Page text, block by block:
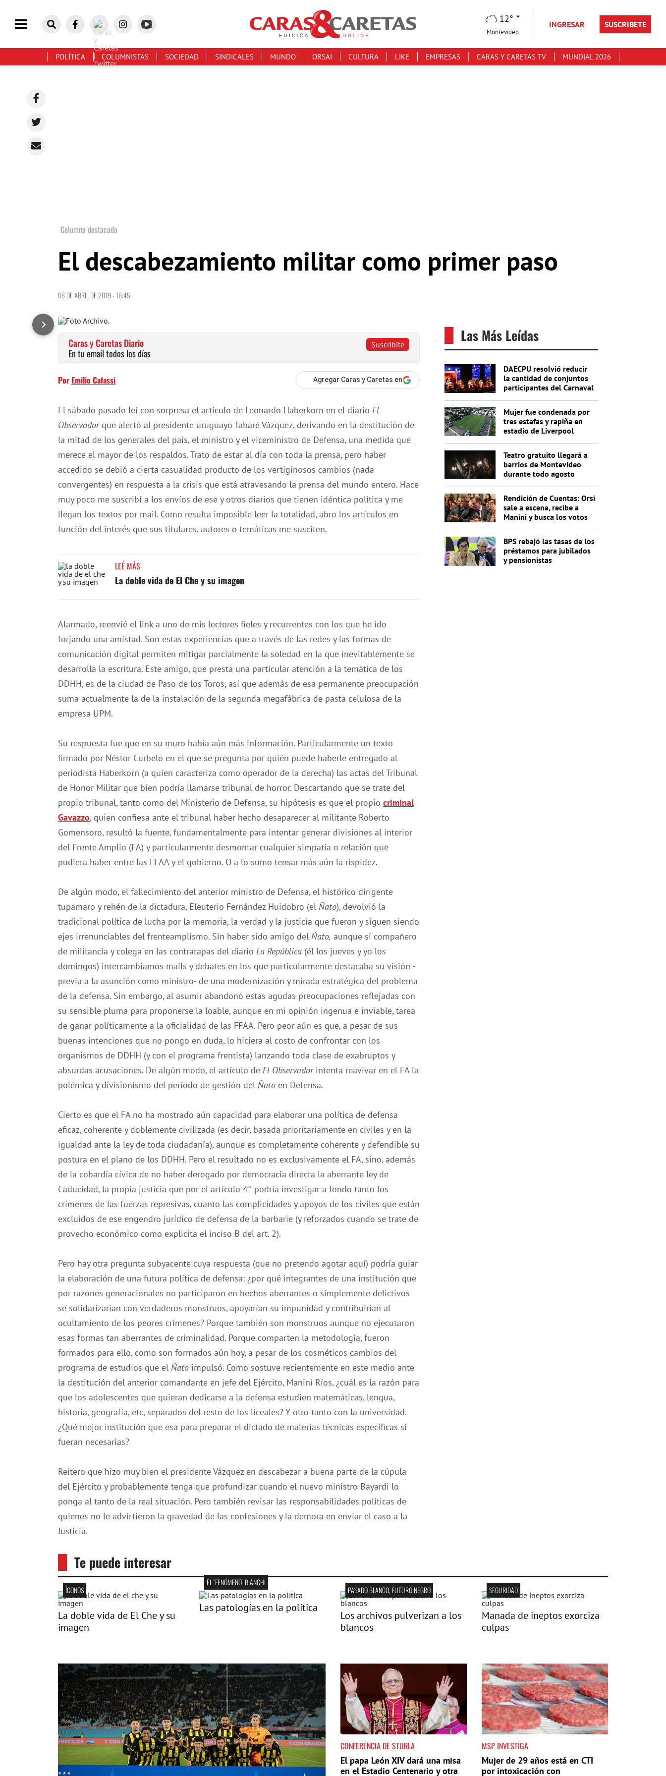
12°
Montevideo
INGRESAR SUSCRIBETE
POLÍTICA COLUMNISTAS SOCIEDAD SINDICALES MUNDO ORSAI CULTURA LIKE EMPRESAS CARAS Y CARETAS TV MUNDIAL 2026
Columna destacada
El descabezamiento militar como primer paso
06 DE ABRIL DE 2019 - 16:45
Suscribite
Caras y Caretas Diario
En tu email todos los días
Por Emilio Cafassi Agregar Caras y Caretas en
El sábado pasado leí con sorpresa el artículo de Leonardo Haberkorn en el diario El
Observador que alertó al presidente uruguayo Tabaré Vázquez, derivando en la destitución de
la mitad de los generales del país, el ministro y el viceministro de Defensa, una medida que
merece el mayor de los respaldos. Trato de estar al día con toda la prensa, pero haber
accedido se debió a cierta casualidad producto de los vertiginosos cambios (nada
convergentes) en respuesta a la crisis que está atravesando la prensa del mundo entero. Hace
muy poco me suscribí a los envíos de ese y otros diarios que tienen idéntica política y me
llegan los textos por mail. Como resulta imposible leer la totalidad, abro los artículos en
función del interés que sus titulares, autores o temáticas me susciten.
LEÉ MÁS
La doble vida de El Che y su imagen
Alarmado, reenvié el link a uno de mis lectores fieles y recurrentes con los que he ido
forjando una amistad. Son estas experiencias que a través de las redes y las formas de
comunicación digital permiten mitigar parcialmente la soledad en la que inevitablemente se
desarrolla la escritura. Este amigo, que presta una particular atención a la temática de los
DDHH, es de la ciudad de Paso de los Toros, así que además de esa permanente preocupación
suma actualmente la de la instalación de la segunda megafábrica de pasta celulosa de la
empresa UPM.
Su respuesta fue que en su muro había aún más información. Particularmente un texto
firmado por Néstor Curbelo en el que se pregunta por quién puede haberle entregado al
periodista Haberkorn (a quien caracteriza como operador de la derecha) las actas del Tribunal
de Honor Militar que bien podría llamarse tribunal de horror. Descartando que se trate del
propio tribunal, tanto como del Ministerio de Defensa, su hipótesis es que el propio criminal
Gavazzo, quien confiesa ante el tribunal haber hecho desaparecer al militante Roberto
Gomensoro, resultó la fuente, fundamentalmente para intentar generar divisiones al interior
del Frente Amplio (FA) y particularmente desmontar cualquier simpatía o relación que
pudiera haber entre las FFAA y el gobierno. O a lo sumo tensar más aún la rispidez.
De algún modo, el fallecimiento del anterior ministro de Defensa, el histórico dirigente
tupamaro y rehén de la dictadura, Eleuterio Fernández Huidobro (el Ñato), devolvió la
tradicional política de lucha por la memoria, la verdad y la justicia que fueron y siguen siendo
ejes irrenunciables del frenteamplismo. Sin haber sido amigo del Ñato, aunque sí compañero
de militancia y colega en las contratapas del diario La República (él los jueves y yo los
domingos) intercambiamos mails y debates en los que particularmente destacaba su visión -
previa a la asunción como ministro- de una modernización y mirada estratégica del problema
de la defensa. Sin embargo, al asumir abandonó estas agudas preocupaciones reflejadas con
su sensible pluma para proponerse la loable, aunque en mi opinión ingenua e inviable, tarea
de ganar políticamente a la oficialidad de las FFAA. Pero peor aún es que, a pesar de sus
buenas intenciones que no pongo en duda, lo hiciera al costo de confrontar con los
organismos de DDHH (y con el programa frentista) lanzando toda clase de exabruptos y
absurdas acusaciones. De algún modo, el artículo de El Observadorintenta reavivar en el FA la
polémica y divisionismo del período de gestión del Ñato en Defensa.
Cierto es que el FA no ha mostrado aún capacidad para elaborar una política de defensa
eficaz, coherente y doblemente civilizada (es decir, basada prioritariamente en civiles y en la
igualdad ante la ley de toda ciudadanía), aunque es completamente coherente y defendible su
postura en el plano de los DDHH. Pero el resultado no es exclusivamente el FA, sino, además
de la cobardía cívica de no haber derogado por democracia directa la aberrante ley de
Caducidad, la propia justicia que por el artículo 4° podría investigar a fondo tanto los
crímenes de las fuerzas represivas, cuanto las complicidades y apoyos de los civiles que están
excluidos de ese engendro jurídico de defensa de la barbarie (y reforzados cuando se trate de
provecho económico como explicita el inciso B del art. 2).
Pero hay otra pregunta subyacente cuya respuesta (que no pretendo agotar aquí) podría guiar
la elaboración de una futura política de defensa: ¿por qué integrantes de una institución que
por razones generacionales no participaron en hechos aberrantes o simplemente delictivos
se solidarizarían con verdaderos monstruos, apoyarían su impunidad y contribuirían al
ocultamiento de los peores crímenes? Porque también son monstruos aunque no ejecutaron
esas formas tan aberrantes de criminalidad. Porque comparten la metodología, fueron
formados para ello, como son formados aún hoy, a pesar de los cosméticos cambios del
programa de estudios que el Ñato impulsó. Como sostuve recientemente en este medio ante
la destitución del anterior comandante en jefe del Ejército, Manini Ríos, ¿cuál es la razón para
que los adolescentes que quieran dedicarse a la defensa estudien matemáticas, lengua,
historia, geografía, etc, separados del resto de los liceales? Y otro tanto con la universidad.
¿Qué mejor institución que esa para preparar el dictado de materias técnicas específicas si
fueran necesarias?
Reitero que hizo muy bien el presidente Vázquez en descabezar a buena parte de la cúpula
del Ejército y probablemente tenga que profundizar cuando el nuevo ministro Bayardi lo
ponga al tanto de la real situación. Pero también revisar las responsabilidades políticas de
quienes no le advirtieron la gravedad de las confesiones y la demora en enviar el caso a la
Justicia.
Las Más Leídas
DAECPU resolvió reducir
la cantidad de conjuntos
participantes del Carnaval
Mujer fue condenada por
tres estafas y rapiña en
estadio de Liverpool
Teatro gratuito llegará a
barrios de Montevideo
durante todo agosto
Rendición de Cuentas: Orsi
sale a escena, recibe a
Manini y busca los votos
BPS rebajó las tasas de los
préstamos para jubilados
y pensionistas
Te puede interesar
ÍCONOS
La doble vida de El Che y su
imagen
EL "FENÓMENO" BIANCHI
Las patologías en la política
PASADO BLANCO, FUTURO NEGRO
Los archivos pulverizan a los
blancos
SEGURIDAD
Manada de ineptos exorciza
culpas
CONFERENCIA DE STURLA
El papa León XIV dará una misa
en el Estadio Centenario y otra
MSP INVESTIGA
Mujer de 29 años está en CTI
por intoxicación con